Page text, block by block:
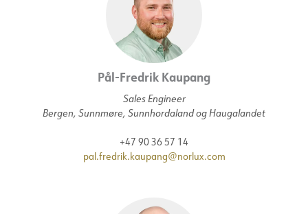
Pål-Fredrik Kaupang
Sales Engineer
Bergen, Sunnmøre, Sunnhordaland og Haugalandet
+47 90 36 57 14
pal.fredrik.kaupang@norlux.com